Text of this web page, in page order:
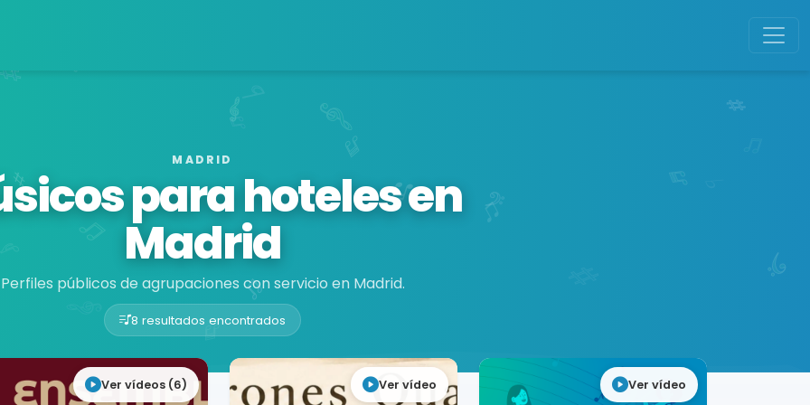
MADRID
para hoteles en
Madrid
Perfiles públicos de agrupaciones con servicio en Madrid.
8 resultados encontrados
Ver vídeos (6) Ver vídeo Ver vídeo